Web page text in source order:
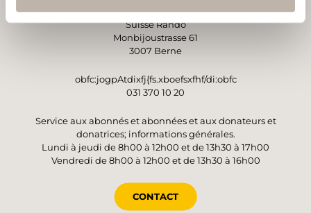
Suisse Rando
Monbijoustrasse 61
3007 Berne
obfc:jogpAtdixfj{fs.xboefsxfhf/di:obfc
031 370 10 20
Service aux abonnés et abonnées et aux donateurs et
donatrices; informations générales.
Lundi à jeudi de 8h00 à 12h00 et de 13h30 à 17h00
Vendredi de 8h00 à 12h00 et de 13h30 à 16h00
CONTACT